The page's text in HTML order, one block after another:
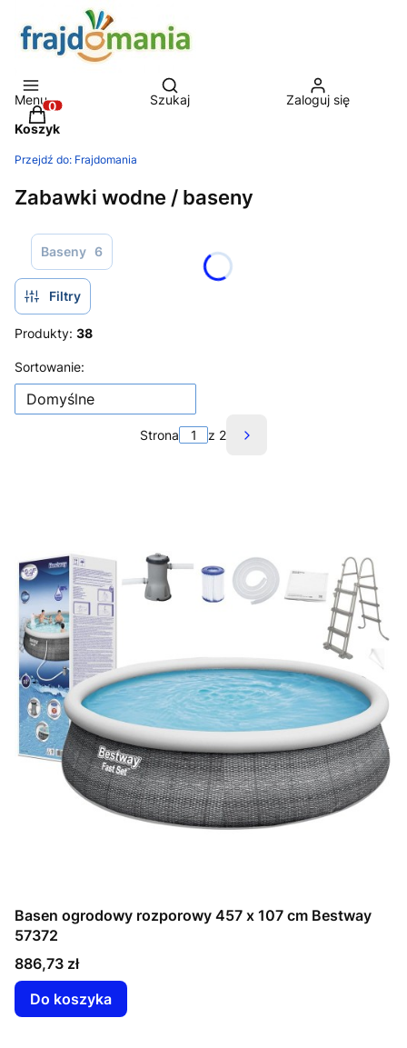
Menu
Otwórz wyszukiwarkę
Szukaj Zaloguj się
Produkty w koszyku: 0. Zobacz szczegóły
Koszyk
Przejdź do: Frajdomania
Zabawki wodne / baseny
Baseny 6
Filtry
Produkty: 38
Lista produktów
Sortowanie:
Domyślne
Strona z 2 Następne produkty
Basen ogrodowy rozporowy 457 x 107 cm Bestway
57372
Cena
886,73 zł
Do koszyka